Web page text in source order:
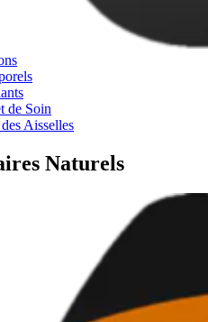
de Soin
Aisselles
Naturels